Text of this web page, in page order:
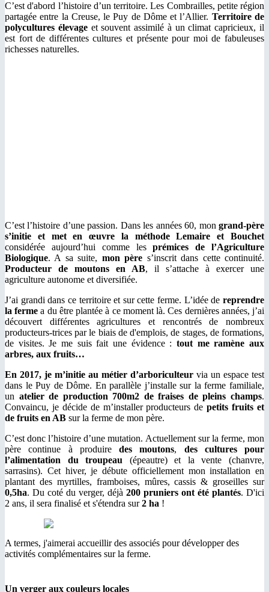
C’est d'abord l’histoire d’un territoire. Les Combrailles, petite région
partagée entre la Creuse, le Puy de Dôme et l’Allier. Territoire de
polycultures élevageet souvent assimilé à un climat capricieux, il
est fort de différentes cultures et présente pour moi de fabuleuses
richesses naturelles.
C’est l’histoire d’une passion. Dans les années 60, mon grand-père
s’initie et met en œuvre la méthode Lemaire et Bouchet
considérée aujourd’hui comme lesprémices de l’Agriculture
Biologique. A sa suite, mon père s’inscrit dans cette continuité.
Producteur de moutons en AB, il s’attache à exercer une
agriculture autonome et diversifiée.
J’ai grandi dans ce territoire et sur cette ferme. L’idée de reprendre
la ferme a du être plantée à ce moment là. Ces dernières années, j’ai
découvert différentes agricultures et rencontrés de nombreux
producteurs-trices par le biais de d'emplois, de stages, de formations,
de visites. Je me suis fait une évidence : tout me ramène aux
arbres, aux fruits…
En 2017, je m’initie au métier d’arboriculteur via un espace test
dans le Puy de Dôme. En parallèle j’installe sur la ferme familiale,
un atelier de production 700m2 de fraises de pleins champs.
Convaincu, je décide de m’installer producteurs depetits fruits et
de fruits en AB sur la ferme de mon père.
C’est donc l’histoire d’une mutation. Actuellement sur la ferme, mon
père continue à produire des moutons, des cultures pour
l’alimentation du troupeau (épeautre) et la vente (chanvre,
sarrasins). Cet hiver, je débute officiellement mon installation en
plantant des myrtilles, framboises, mûres, cassis & groseilles sur
0,5ha. Du coté du verger, déjà 200 pruniers ont été plantés. D'ici
2 ans, il sera finalisé et s'étendra sur2 ha !
A termes, j'aimerai accueillir des associés pour développer des
activités complémentaires sur la ferme.
Un verger aux couleurs locales